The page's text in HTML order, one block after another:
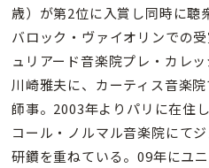
歳）が第2位に入賞し同時に聴
バロック・ヴァイオリンでの
ュリアード音楽院プレ・カレ
川崎雅夫に、カーティス音楽
師事。2003年よりパリに在住
コール・ノルマル音楽院にて
研鑽を重ねている。09年にユ